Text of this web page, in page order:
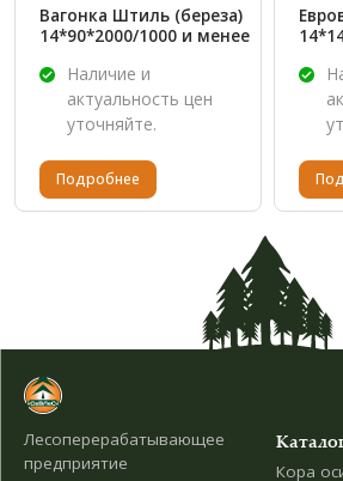
Вагонка Штиль (береза)
14*90*2000/1000 и менее
Наличие и
актуальность цен
уточняйте.
Подробнее
Лесоперерабатывающее
предприятие
Кора